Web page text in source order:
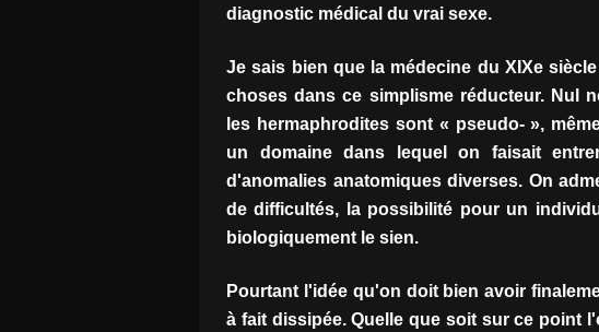
diagnostic médical du vrai sexe.
Je sais bien que la médecine du XIXe
choses dans ce simplisme réducteur. Nul
les hermaphrodites sont « pseudo- »,
un domaine dans lequel on faisait
d'anomalies anatomiques diverses. On
de difficultés, la possibilité pour un
biologiquement le sien.
Pourtant l'idée qu'on doit bien avoir
à fait dissipée. Quelle que soit sur ce point